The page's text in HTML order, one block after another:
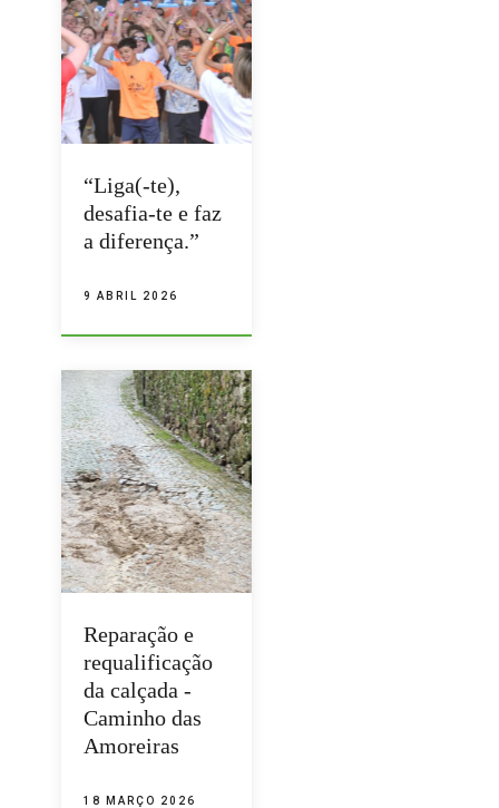
“Liga(-te),
desafia-te e faz
a diferença.”
9 ABRIL 2026
Reparação e
requalificação
da calçada -
Caminho das
Amoreiras
18 MARÇO 2026